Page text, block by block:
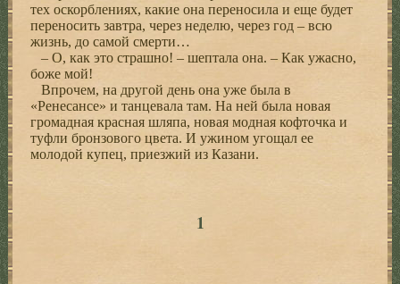
тех оскорблениях, какие она переносила и еще будет
переносить завтра, через неделю, через год – всю
жизнь, до самой смерти…
– О, как это страшно! – шептала она. – Как ужасно,
боже мой!
Впрочем, на другой день она уже была в
«Ренесансе» и танцевала там. На ней была новая
громадная красная шляпа, новая модная кофточка и
туфли бронзового цвета. И ужином угощал ее
молодой купец, приезжий из Казани.
1